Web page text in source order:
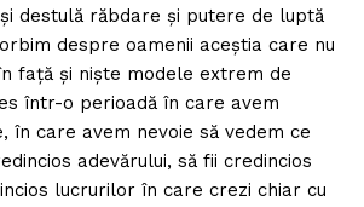
destulă răbdare și putere de luptă
despre oamenii aceștia care nu
față și niște modele extrem de
într-o perioadă în care avem
în care avem nevoie să vedem ce
adevărului, să fii credincios
lucrurilor în care crezi chiar cu